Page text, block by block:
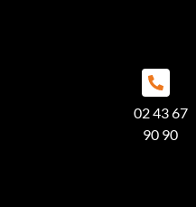
02 43 67
90 90